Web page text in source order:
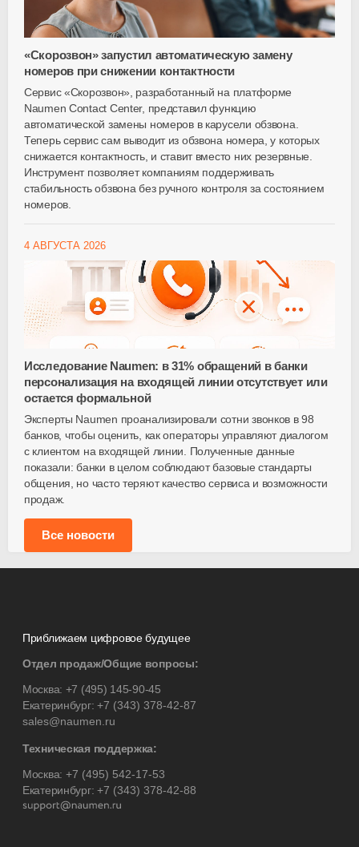
«Скорозвон» запустил автоматическую замену
номеров при снижении контактности
Сервис «Скорозвон», разработанный на платформе
Naumen Contact Center, представил функцию
автоматической замены номеров в карусели обзвона.
Теперь сервис сам выводит из обзвона номера, у которых
снижается контактность, и ставит вместо них резервные.
Инструмент позволяет компаниям поддерживать
стабильность обзвона без ручного контроля за состоянием
номеров.
4 АВГУСТА 2026
Исследование Naumen: в 31% обращений в банки
персонализация на входящей линии отсутствует или
остается формальной
Эксперты Naumen проанализировали сотни звонков в 98
банков, чтобы оценить, как операторы управляют диалогом
с клиентом на входящей линии. Полученные данные
показали: банки в целом соблюдают базовые стандарты
общения, но часто теряют качество сервиса и возможности
продаж.
Все новости
Приближаем цифровое будущее
Отдел продаж/Общие вопросы:
Москва: +7 (495) 145-90-45
Екатеринбург:+7 (343) 378-42-87
sales@naumen.ru
Техническая поддержка:
Москва: +7 (495) 542-17-53
Екатеринбург:+7 (343) 378-42-88